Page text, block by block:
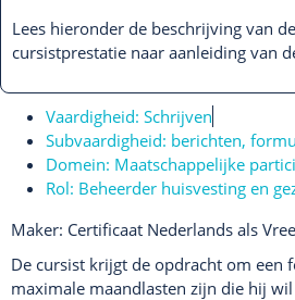
Lees hieronder de beschrijving van
cursistprestatie naar aanleiding van
Vaardigheid: Schrijven
Subvaardigheid: berichten,
Domein: Maatschappelijke
Rol: Beheerder huisvesting en
Maker: Certificaat Nederlands als
De cursist krijgt de opdracht om
maximale maandlasten zijn die hij